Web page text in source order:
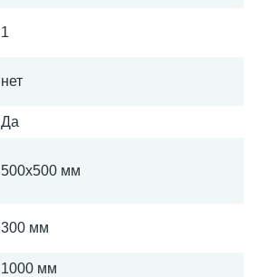
1
нет
Да
500х500 мм
300 мм
1000 мм